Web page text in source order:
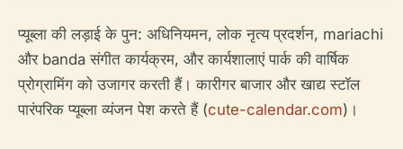
प्यूब्ला की लड़ाई के पुन: अधिनियमन, लोक नृत्य प्रदर्शन, mariachi
और banda संगीत कार्यक्रम, और कार्यशालाएं पार्क की वार्षिक
प्रोग्रामिंग को उजागर करती हैं। कारीगर बाजार और खाद्य स्टॉल
पारंपरिक प्यूब्ला व्यंजन पेश करते हैं (cute-calendar.com)।